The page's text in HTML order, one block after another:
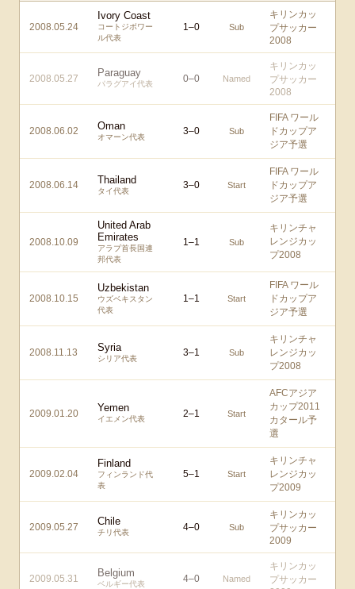
2008.05.24
Ivory Coast
コートジボワー
ル代表
1–0 Sub
キリンカッ
プサッカー
2008
2008.05.27 Paraguay
パラグアイ代表 0–0 Named
キリンカッ
プサッカー
2008
2008.06.02 Oman
オマーン代表
3–0 Sub
FIFA ワール
ドカップア
ジア予選
2008.06.14 Thailand
タイ代表
3–0 Start
FIFA ワール
ドカップア
ジア予選
2008.10.09
United Arab
Emirates
アラブ首長国連
邦代表
1–1 Sub
キリンチャ
レンジカッ
プ2008
2008.10.15
Uzbekistan
ウズベキスタン
代表
1–1 Start
FIFA ワール
ドカップア
ジア予選
2008.11.13 Syria
シリア代表
3–1 Sub
キリンチャ
レンジカッ
プ2008
2009.01.20 Yemen
イエメン代表 2–1 Start
AFCアジア
カップ2011
カタール予
選
2009.02.04
Finland
フィンランド代
表
5–1 Start
キリンチャ
レンジカッ
プ2009
2009.05.27 Chile
チリ代表 4–0 Sub
キリンカッ
プサッカー
2009
2009.05.31 Belgium
ベルギー代表 4–0 Named
キリンカッ
プサッカー